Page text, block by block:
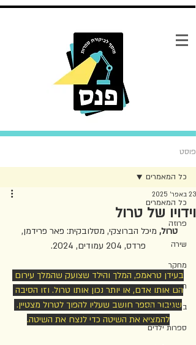
פוסט
כל המאמרים
פרוזה
שירה
מחקר
תרגום
ביקורת צעירה
ספרות ילדים
כל המאמרים
וידויו של טרול
23 באפר׳ 2025
טרול, מיכל הברוצקי, מסלובקית: פאר פרידמן,
פרדס, 204 עמודים, 2024.
בעידן טראמפ, המלך והילד שצועק שהמלך עירום
הם אותו אדם, או יותר נכון אותו טרול. וזו הסיבה
שגיבור הספר חושב שעליו להפוך לטרול מצטיין.
להמציא את השיטה כדי לנצח את השיטה.